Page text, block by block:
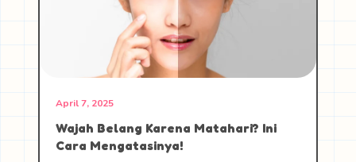
April 7, 2025
Wajah Belang Karena Matahari? Ini
Cara Mengatasinya!